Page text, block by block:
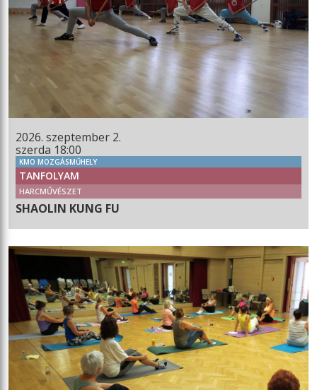
2026. szeptember 2.
szerda 18:00
KMO MOZGÁSMŰHELY
TANFOLYAM
HARCMŰVÉSZET
SHAOLIN KUNG FU